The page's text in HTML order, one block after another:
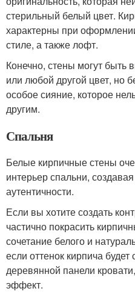
стерильный белый цвет.
характерны при
стиле, а также лофт.
Конечно, стены могут
или любой другой цвет, но
особое сияние, которое
другим.
Спальня
Белые кирпичные стены
интерьер спальни,
аутентичности.
Если вы хотите создать
частично покрасить
сочетание белого и
если оттенок кирпича
деревянной панели
эффект.